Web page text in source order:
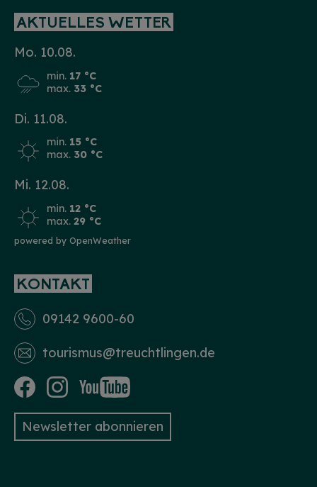
AKTUELLES WETTER
Mo. 10.08.
min. 17 °C
max. 33 °C
Di. 11.08.
min. 15 °C
max. 30 °C
Mi. 12.08.
min. 12 °C
max. 29 °C
powered by OpenWeather
KONTAKT
09142 9600-60
tourismus­@treuchtlingen.de
Newsletter abonnieren